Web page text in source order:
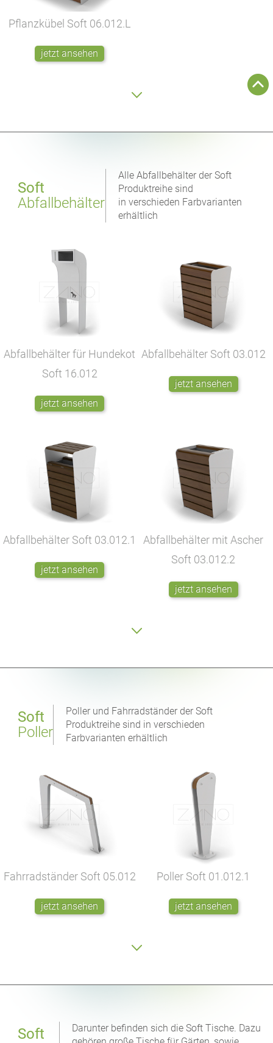
Pflanzkübel Soft 06.012.L
jetzt ansehen
Soft
Abfallbehälter
Alle Abfallbehälter der Soft
Produktreihe sind
in verschieden Farbvarianten
erhältlich
Abfallbehälter für Hundekot
Soft 16.012
jetzt ansehen
Abfallbehälter Soft 03.012
jetzt ansehen
Abfallbehälter Soft 03.012.1
jetzt ansehen
Abfallbehälter mit Ascher
Soft 03.012.2
jetzt ansehen
Soft
Poller
Poller und Fahrradständer der Soft
Produktreihe sind in verschieden
Farbvarianten erhältlich
Fahrradständer Soft 05.012
jetzt ansehen
Poller Soft 01.012.1
jetzt ansehen
Soft
Darunter befinden sich die Soft Tische. Dazu